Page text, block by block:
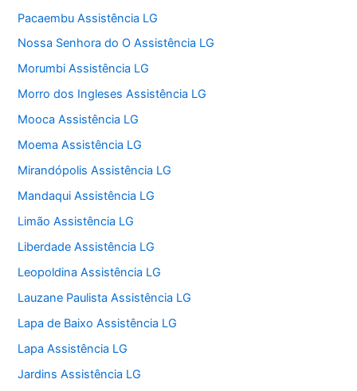
Pacaembu Assistência LG
Nossa Senhora do O Assistência LG
Morumbi Assistência LG
Morro dos Ingleses Assistência LG
Mooca Assistência LG
Moema Assistência LG
Mirandópolis Assistência LG
Mandaqui Assistência LG
Limão Assistência LG
Liberdade Assistência LG
Leopoldina Assistência LG
Lauzane Paulista Assistência LG
Lapa de Baixo Assistência LG
Lapa Assistência LG
Jardins Assistência LG